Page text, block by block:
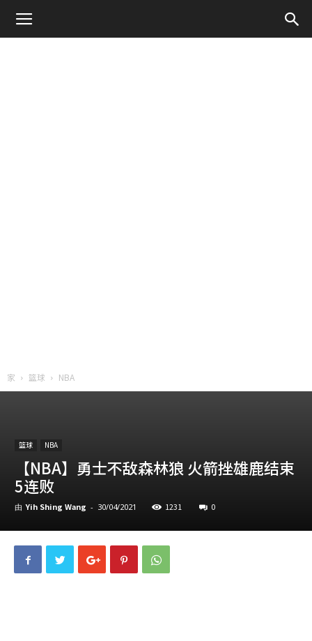
家 篮球 NBA
篮球 NBA
【NBA】勇士不敌森林狼 火箭挫雄鹿结束
5连败
由 Yih Shing Wang - 30/04/2021 1231 0